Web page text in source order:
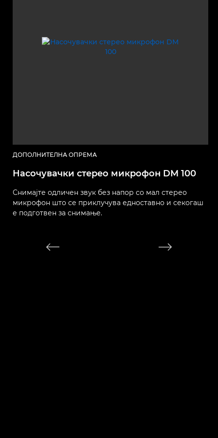
ДОПОЛНИТЕЛНА ОПРЕМА
Насочувачки стерео микрофон DM 100
Снимајте одличен звук без напор со мал стерео
микрофон што се приклучува едноставно и секогаш
е подготвен за снимање.